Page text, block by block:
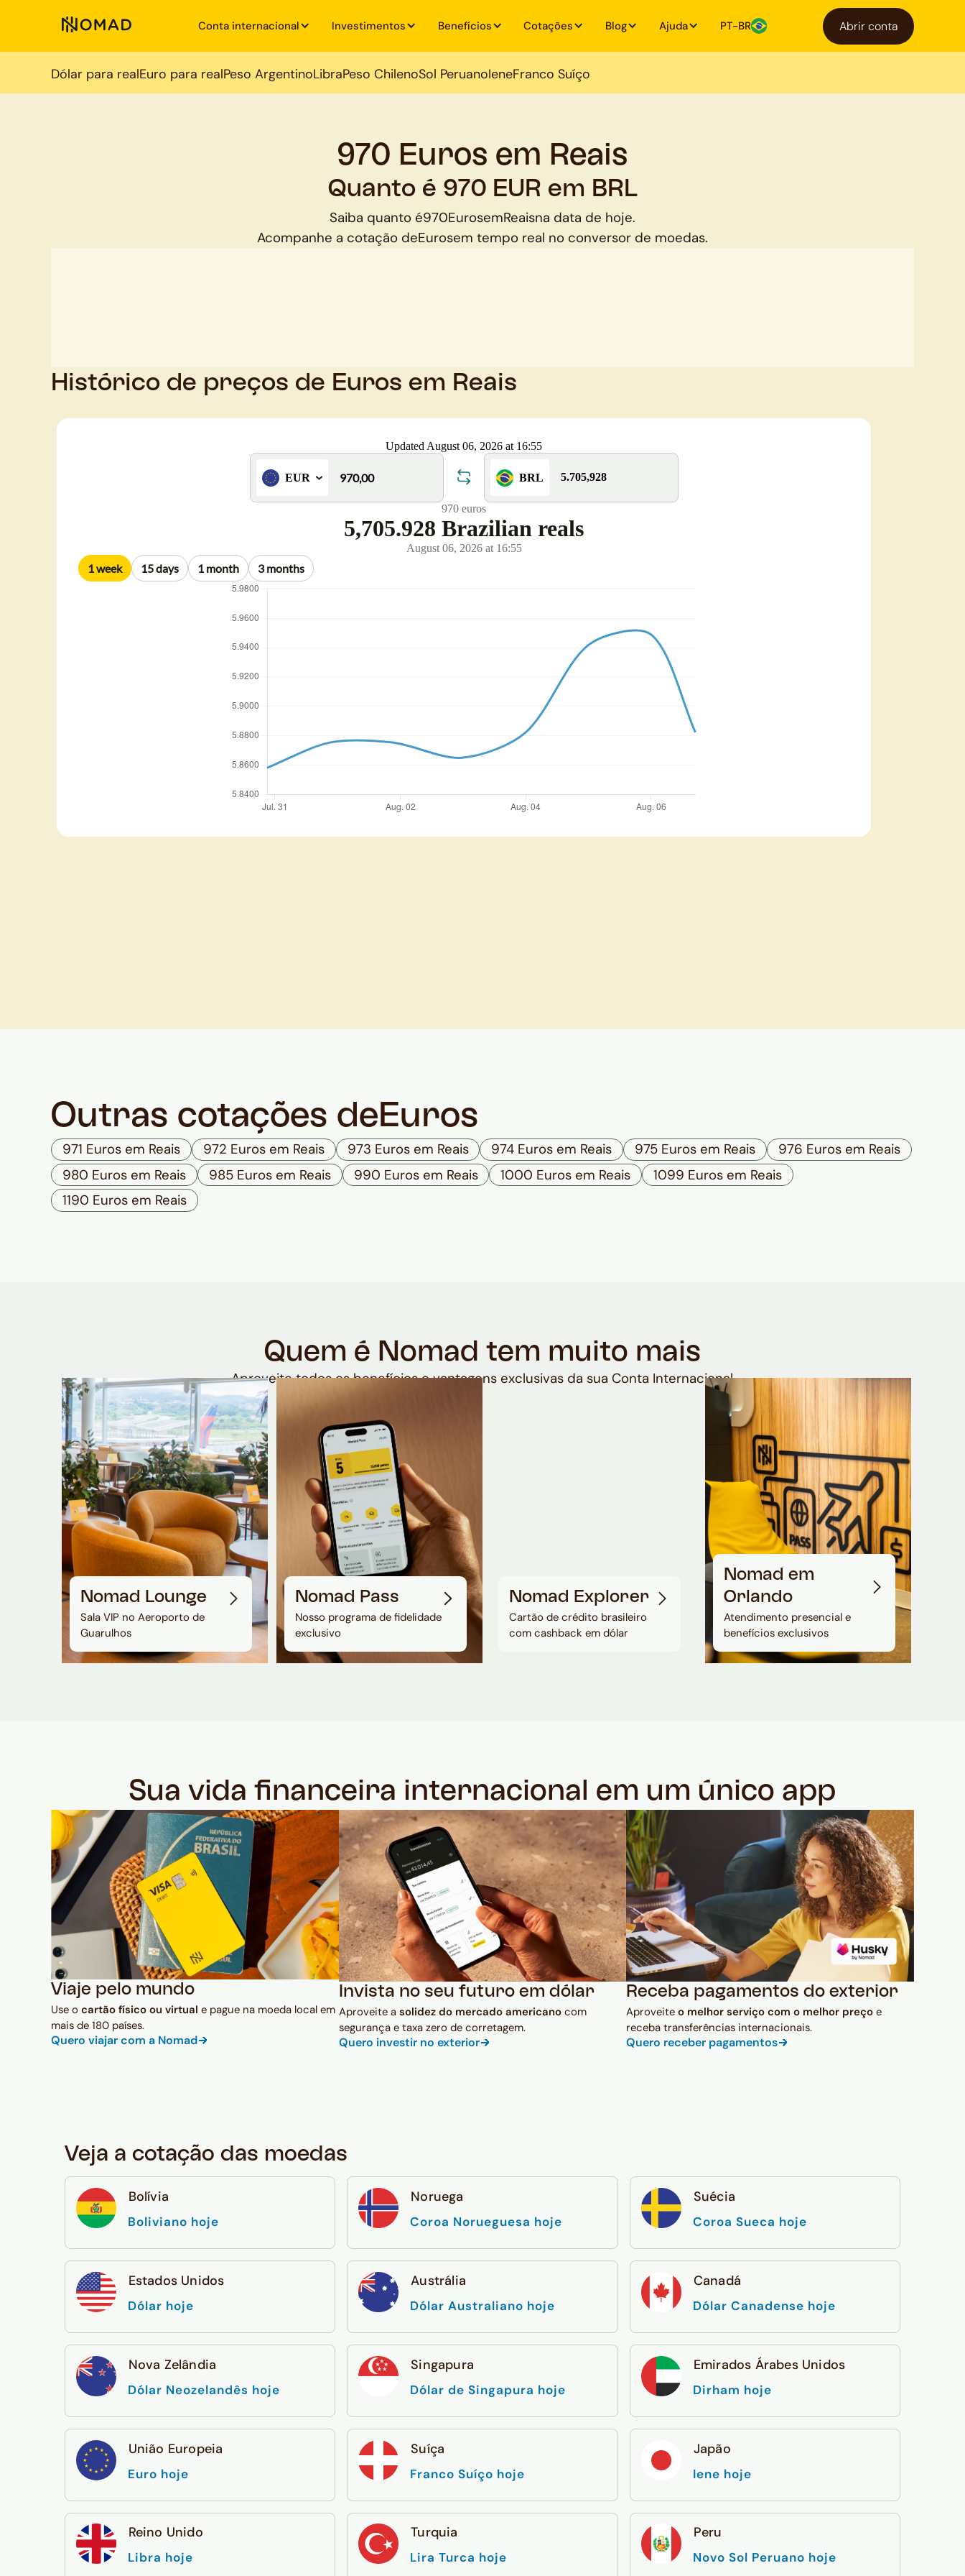
Conta internacional Investimentos Benefícios Cotações Blog Ajuda PT-BR Abrir conta
Dólar para realEuro para realPeso ArgentinoLibraPeso ChilenoSol PeruanoIeneFranco Suíço
970 Euros em Reais
Quanto é 970 EUR em BRL
Saiba quanto é970EurosemReaisna data de hoje.
Acompanhe a cotação deEurosem tempo real no conversor de moedas.
Histórico de preços de Euros em Reais
Outras cotações de Euros
971 Euros em Reais 972 Euros em Reais 973 Euros em Reais 974 Euros em Reais 975 Euros em Reais
976 Euros em Reais
980 Euros em Reais
985 Euros em Reais 990 Euros em Reais 1000 Euros em Reais
1099 Euros em Reais
1190 Euros em Reais
Quem é Nomad tem muito mais
Aproveite todos os benefícios e vantagens exclusivas da sua Conta Internacional
Nomad Lounge
Sala VIP no Aeroporto de
Guarulhos
Nomad Pass
Nosso programa de fidelidade
exclusivo
Nomad Explorer
Cartão de crédito brasileiro
com cashback em dólar
Nomad em
Orlando
Atendimento presencial e
benefícios exclusivos
Sua vida financeira internacional em um único app
Viaje pelo mundo
Use o cartão físico ou virtual e pague na moeda local em
mais de 180 países.
Quero viajar com a Nomad
Invista no seu futuro em dólar
Aproveite a solidez do mercado americanocom
segurança e taxa zero de corretagem.
Quero investir no exterior
Receba pagamentos do exterior
Aproveiteo melhor serviço com o melhor preço e
receba transferências internacionais.
Quero receber pagamentos
Veja a cotação das moedas
Bolívia
Boliviano hoje
Noruega
Coroa Norueguesa hoje
Suécia
Coroa Sueca hoje
Estados Unidos
Dólar hoje
Austrália
Dólar Australiano hoje
Canadá
Dólar Canadense hoje
Nova Zelândia
Dólar Neozelandês hoje
Singapura
Dólar de Singapura hoje
Emirados Árabes Unidos
Dirham hoje
União Europeia
Euro hoje
Suíça
Franco Suíço hoje
Japão
Iene hoje
Reino Unido
Libra hoje
Turquia
Lira Turca hoje
Peru
Novo Sol Peruano hoje